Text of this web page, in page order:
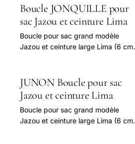
léger et élégant.
Boucle JONQUILLE pour
sac Jazou et ceinture Lima
Boucle pour sac grand modèle
Jazou et ceinture large Lima (6 cm)
JUNON Boucle pour sac
Jazou et ceinture Lima
Boucle pour sac grand modèle
Jazou et ceinture large Lima (6 cm)